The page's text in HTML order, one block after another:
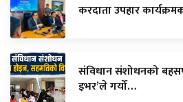
करदाता उपहार
संविधान संशोधनको
इभर’ले गर्यो…